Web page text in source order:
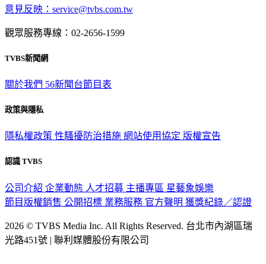
意見反映：service@tvbs.com.tw
觀眾服務專線：02-2656-1599
TVBS新聞網
關於我們 56新聞台節目表
政策與隱私
隱私權政策 性騷擾防治措施 網站使用協定 版權宣告
認識 TVBS
公司介紹 企業動態 人才招募 主播專區 星藝象娛樂
節目版權銷售 公開招標 業務服務 官方聲明 獲獎紀錄／認證
2026 © TVBS Media Inc. All Rights Reserved. 台北市內湖區瑞
光路451號 | 聯利媒體股份有限公司